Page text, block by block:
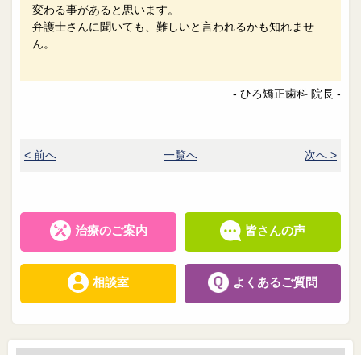
変わる事があると思います。
弁護士さんに聞いても、難しいと言われるかも知れませ
ん。
- ひろ矯正歯科 院長 -
< 前へ 一覧へ 次へ >
治療のご案内 皆さんの声
相談室 よくあるご質問